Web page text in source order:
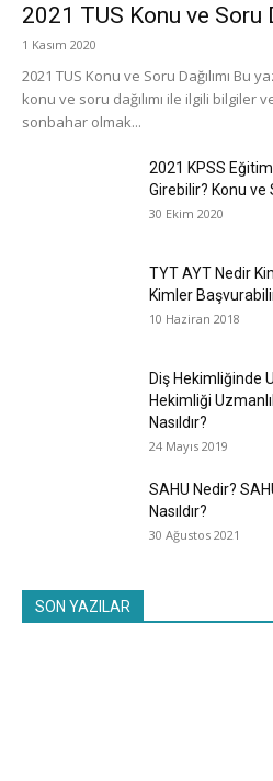
2021 TUS Konu ve Soru
1 Kasım 2020
2021 TUS Konu ve Soru Dağılımı Bu
konu ve soru dağılımı ile ilgili bilgiler
sonbahar olmak...
2021 KPSS
Girebilir? Konu ve
30 Ekim 2020
TYT AYT Nedir
Kimler
10 Haziran 2018
Diş Hekimliğinde
Hekimliği
Nasıldır?
24 Mayıs 2019
SAHU Nedir?
Nasıldır?
30 Ağustos 2021
SON YAZILAR